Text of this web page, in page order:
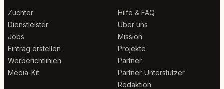
Züchter
Dienstleister
Jobs
Eintrag erstellen
Werberichtlinien
Media-Kit
Hilfe & FAQ
Über uns
Mission
Projekte
Partner
Partner-Unterstützer
Redaktion